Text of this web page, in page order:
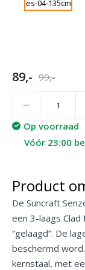
89,- 99,-
Op voorraad
Vóór 23:00
Product
De Suncraft
een 3-laags
“gelaagd”. De
beschermd
kernstaal, met